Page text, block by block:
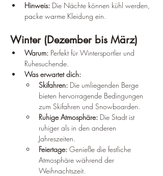
Hinweis: Die Nächte können kühl werden,
packe warme Kleidung ein.
Winter (Dezember bis März)
Warum: Perfekt für Wintersportler und
Ruhesuchende.
Was erwartet dich:
Skifahren: Die umliegenden Berge
bieten hervorragende Bedingungen
zum Skifahren und Snowboarden.
Ruhige Atmosphäre: Die Stadt ist
ruhiger als in den anderen
Jahreszeiten.
Feiertage: Genieße die festliche
Atmosphäre während der
Weihnachtszeit.